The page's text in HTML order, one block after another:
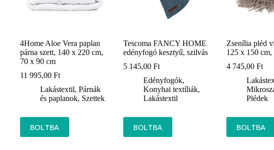
4Home Aloe Vera paplan
párna szett, 140 x 220 cm,
70 x 90 cm
11 995,00 Ft
Lakástextil, Párnák
és paplanok, Szettek
BOLTBA
Tescoma FANCY HOME
edényfogó kesztyű, szilvás
5 145,00Ft
Edényfogók,
Konyhai textíliák,
Lakástextil
BOLTBA
Zsenília pléd
125 x 150 cm,
4 745,00Ft
Plédek
BOLTBA